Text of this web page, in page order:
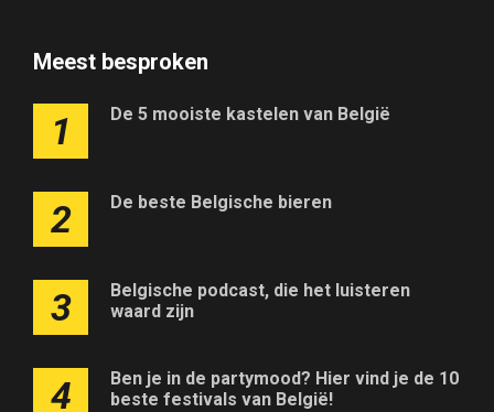
Meest besproken
1 De 5 mooiste kastelen van België
2 De beste Belgische bieren
3
Belgische podcast, die het luisteren
waard zijn
4
Ben je in de partymood? Hier vind je de 10
beste festivals van België!